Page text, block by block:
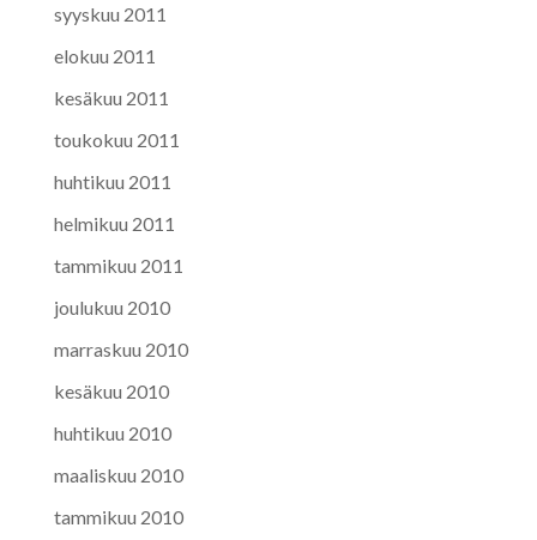
syyskuu 2011
elokuu 2011
kesäkuu 2011
toukokuu 2011
huhtikuu 2011
helmikuu 2011
tammikuu 2011
joulukuu 2010
marraskuu 2010
kesäkuu 2010
huhtikuu 2010
maaliskuu 2010
tammikuu 2010